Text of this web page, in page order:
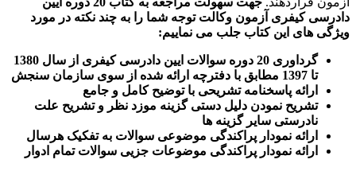
دادرسی کیفری آزمون وکالت توجه شما را به چند نکته در مورد
ویژگی های این کتاب جلب می نماییم:
گرداوری 20 دوره سوالات ایین دادرسی کیفری از سال 1380
تا 1397 مطابق با دفترچه ارائه شده از سوی سازمان سنجش
ارائه پاسخنامه تشریحی با توضیح کامل و جامع
تشریح نمودن دلیل دستی گزینه موزد نظر و تشریح علت
نادرستی سایر گزینه ها
ارائه نمودار پراکندگی موضوعی سوالات به تفکیک هرسال
رائه نمودار پراکندگی موضوعات جزیی سوالات تمام ادوار